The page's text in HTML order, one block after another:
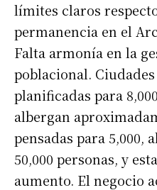
límites claros
permanencia en el
Falta armonía en la
poblacional.
planificadas para
albergan
pensadas para 5,000,
50,000 personas, y
aumento. El negocio